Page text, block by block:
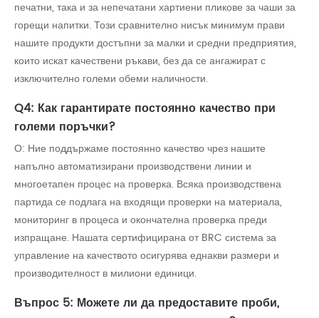
печатни, така и за непечатани хартиени пликове за чаши за
горещи напитки. Този сравнително нисък минимум прави
нашите продукти достъпни за малки и средни предприятия,
които искат качествени ръкави, без да се ангажират с
изключително големи обеми наличности.
Q4: Как гарантирате постоянно качество при
големи поръчки?
О: Ние поддържаме постоянно качество чрез нашите
напълно автоматизирани производствени линии и
многоетапен процес на проверка. Всяка производствена
партида се подлага на входящи проверки на материала,
мониторинг в процеса и окончателна проверка преди
изпращане. Нашата сертифицирана от BRC система за
управление на качеството осигурява еднакви размери и
производителност в милиони единици.
Въпрос 5: Можете ли да предоставите проби,